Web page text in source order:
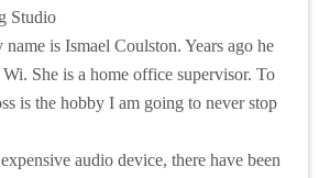
Studio
is Ismael Coulston. Years ago he
She is a home office supervisor. To
is the hobby I am going to never stop
audio device, there have been